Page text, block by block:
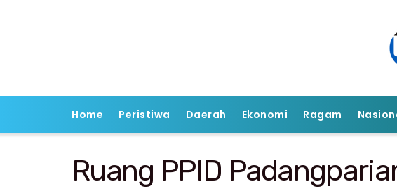
Home Peristiwa Daerah Ekonomi Ragam
Ruang PPID